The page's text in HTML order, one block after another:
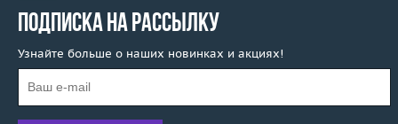
Vignand Joailliers
Viktor Mayer
WCJ
Wellendorff
Wempe
ПОДПИСКА НА РАССЫЛКУ
Узнайте больше о наших новинках и акциях!